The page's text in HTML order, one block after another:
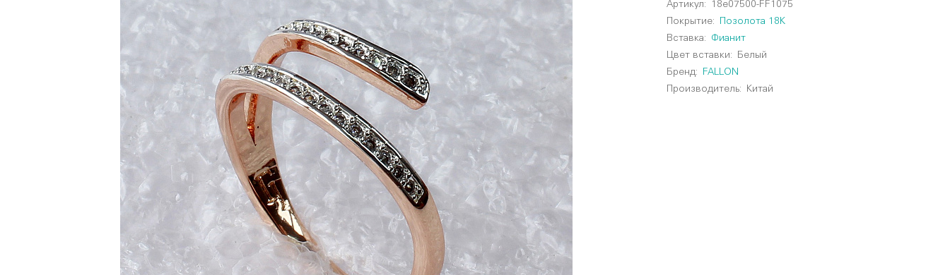
Артикул:
18e07500-FF1075
Покрытие:
Позолота 18К
Вставка:
Фианит
Цвет вставки:
Белый
Бренд:
FALLON
Производитель: Китай